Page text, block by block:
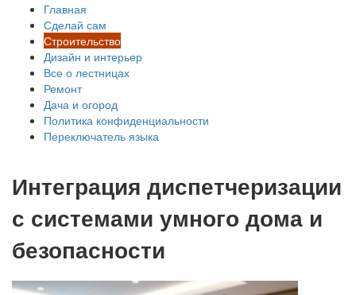
Главная
Сделай сам
Строительство
Дизайн и интерьер
Все о лестницах
Ремонт
Дача и огород
Политика конфиденциальности
Переключатель языка
Интеграция диспетчеризации
с системами умного дома и
безопасности